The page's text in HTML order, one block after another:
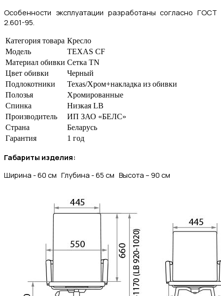
Особенности эксплуатации разработаны согласно ГОСТ
2.601-95.
Категория товара Кресло
Модель
TEXAS CF
Материал обивки Сетка TN
Цвет обивки
Черный
Подлокотники
Texas/Хром+накладка из обивки
Полозья
Хромированные
Спинка
Низкая LB
Производитель
ИП ЗАО «БЕЛС»
Страна
Беларусь
Гарантия
1 год
Габариты изделия:
Ширина - 60 см Глубина - 65 см Высота – 90 см